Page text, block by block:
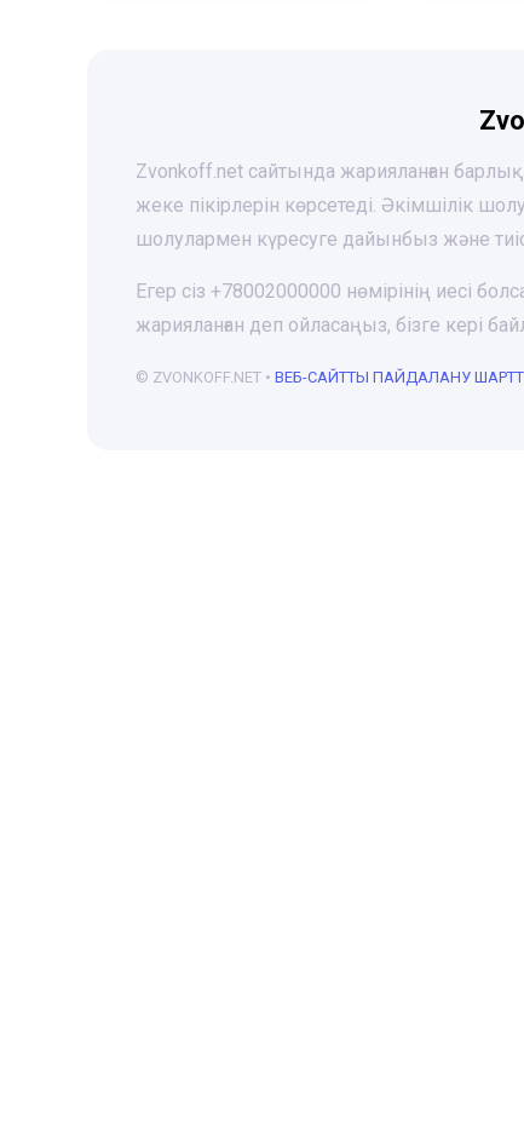
Zvonkoff.net сайтында жарияланған
жеке пікірлерін көрсетеді. Әкімшілік
шолулармен күресуге дайынбыз және
Егер сіз +78002000000 нөмірінің иесі
жарияланған деп ойласаңыз, бізге кері
© ZVONKOFF.NET • ВЕБ-CАЙТТЫ ПАЙДАЛАНУ